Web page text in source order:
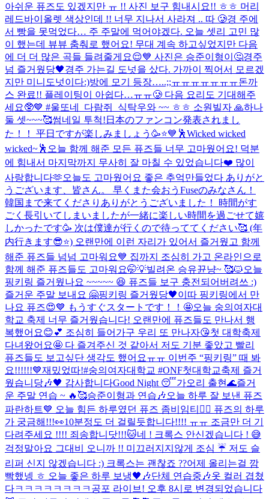
아쉬운 퓨즈도 있겠지만 ㅠ !! 사진 보구 힘내시요!! ㅎㅎ 머리
레드바이올렛 색상인데 !! 너무 지나서 사라져 .. 따 🥲경 주에
서 빵을 못먹었다… 주 주말에 먹어야겠다. 오늘 셋리 고민 많
이 했는데 뷰뷰 춤춰로 했어요! 무대 계속 하고싶었지만 다음
에 더 더 많은 곡들 들려줄게요😌💙 사진은 승준이형이🤔경주
넘 즐거웠당🖤경주 가는길 도넛을 샀다. 가까이 찍어서 모르겠
지만 미니도넛이다:)방에 모기 등장…..;;ㅠㅠㅠㅠㅠㅠㅠ돈까
스 완료!! 플레이팅이 아쉽다…ㅠㅠ🥲 다음 요리도 기대해주
세요🥸💙 #울또네_다람쥐_식탁우와 ~~ ㅎㅎ 소원빌자 🙏하나
둘 셋~~~🥰썸네일 투척! 日本のファンコン発表されまし
た！！ 平日ですが楽しみましょう🥳⭐️💙 🕺Wicked wicked
wicked~🕺 오늘 함께 해준 모든 퓨즈들 너무 고마웠어요! 덕분
에 힘내서 마지막까지 무사히 잘 마칠 수 있었습니다❤️ 많이
사랑합니다🫶오늘도 고마웠어요 좋은 추억만들었다 ありがと
うございます、皆さん。 早くまた会おう Fuseのみなさん！
韓国まで来てくださりありがとうございました！ 時間がす
ごく長引いてしまいましたが一緒に楽しい時間を過ごせて嬉
しかったです🥳 次は僕達が行くので待っててください🥰 (年
内行きます😎⭐️) 오랜만에 이런 자리가 있어서 즐거웠고 함께
해준 퓨즈들 넘넘 고마워요💙 집까지 조심히 가고 온라인으로
함께 해준 퓨즈들도 고마워요🤭💡빌려온 승유뀬냥~ 🥰🐱오늘
핑키링 즐거웠나요 ~~~~~ 😆 퓨즈들 보구 충전되어버려쓰 :)
즐거운 주말 보내요 🤗핑키링 즐거웠당🖤이따 핑키링에서 만
나요 퓨즈😍💙 もうすぐスタートです！！🤩오늘 숭의여자대
학교 축제 너무 즐거웠습니다! 오랜만에 퓨즈들도 만나서 행
복했어요😊💕 조심히 들어가구 우리 또 만나자😘첫 대학축제
다녀왔어요🤩 다 즐겨주신 것 같아서 저도 기분 좋았고 빨리
퓨즈들도 보고싶단 생각도 했어요ㅠㅠ 이번주 “핑키링” 때 봐
요!!!!!!💙재밌었따!#숭의여자대학교 #ONF첫대학교축제 즐거
웠습니당🎶🖤 감사합니다Good Night 😴가오리 출현🌊즐거
운 주말 연습 ~ 🔥🥰승준이형과 연습🎶오늘 하루 잘 보낸 퓨즈
파란하트💙 오늘 힘든 하루였던 퓨즈 좀비임티🧟‍♂️ 퓨즈의 하루
가 궁금해!!!👀10분정도 더 걸릴듯합니다!!!! ㅠㅠ 조금만 더 기
다려주세요 !!!! 죄송합니닷!!!🐱네 ! 크록스 안신겠습니다 ! 😅
걱정말아요 그대 비 오니까 !! 미끄러지지않게 조심 ☔️ 저도 슬
리퍼 신지 않겠습니다 :) 크록스는 괜찮죠 ??어제 올리는걸 깜
빡했넹 ㅎ 오늘 좋은 하루 보냉🖤🎶단체 연습중🎶옷 컬러 겹쳤
다ㅋㅋㅋㅋㅋㅋㅋㅋ 공포 라이브! 오후 8시로 변경되었습니다